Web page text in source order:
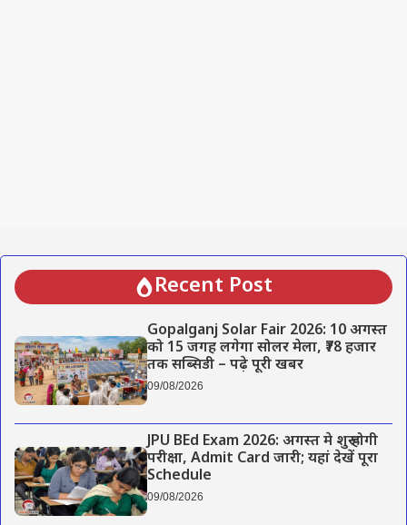
Recent Post
Gopalganj Solar Fair 2026: 10 अगस्त
को 15 जगह लगेगा सोलर मेला, ₹78 हजार
तक सब्सिडी – पढ़े पूरी खबर
09/08/2026
JPU BEd Exam 2026: अगस्त मे शुरू होगी
परीक्षा, Admit Card जारी; यहां देखें पूरा
Schedule
09/08/2026